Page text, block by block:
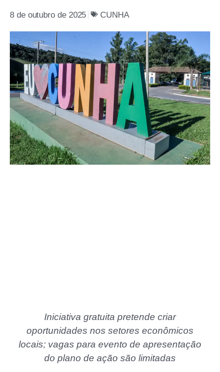
8 de outubro de 2025 CUNHA
Iniciativa gratuita pretende criar
oportunidades nos setores econômicos
locais; vagas para evento de apresentação
do plano de ação são limitadas